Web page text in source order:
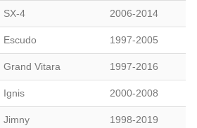
SX-4 2006-2014
Escudo 1997-2005
Grand Vitara 1997-2016
Ignis 2000-2008
Jimny 1998-2019